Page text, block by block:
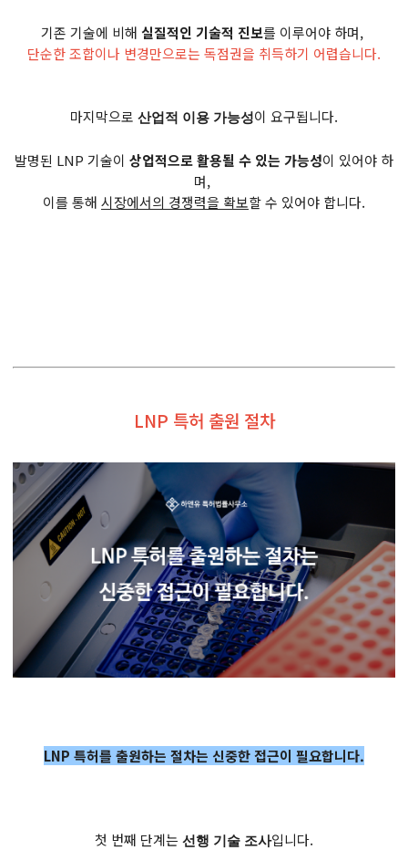
기존 기술에 비해 실질적인 기술적 진보를 이루어야 하며,
단순한 조합이나 변경만으로는 독점권을 취득하기 어렵습니다.
마지막으로 산업적 이용 가능성이 요구됩니다.
발명된 LNP 기술이 상업적으로 활용될 수 있는 가능성이 있어야 하
며,
이를 통해 시장에서의 경쟁력을 확보할 수 있어야 합니다.
LNP 특허 출원 절차
LNP 특허를 출원하는 절차는 신중한 접근이 필요합니다.
첫 번째 단계는 선행 기술 조사입니다.